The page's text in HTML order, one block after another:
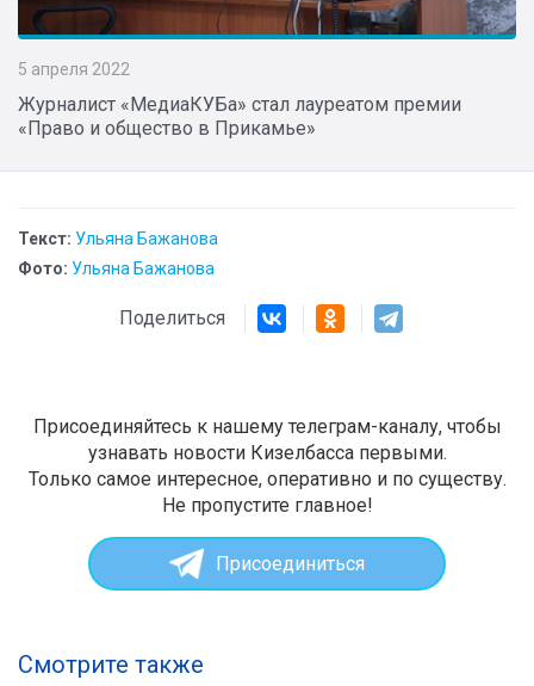
5 апреля 2022
Журналист «МедиаКУБа» стал лауреатом премии
«Право и общество в Прикамье»
Текст: Ульяна Бажанова
Фото: Ульяна Бажанова
Поделиться
Присоединяйтесь к нашему телеграм-каналу, чтобы
узнавать новости Кизелбасса первыми.
Только самое интересное, оперативно и по существу.
Не пропустите главное!
Присоединиться
Смотрите также